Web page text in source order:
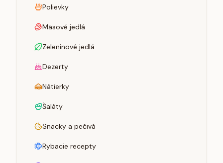
Polievky
Mäsové jedlá
Zeleninové jedlá
Dezerty
Nátierky
Šaláty
Snacky a pečivá
Rybacie recepty